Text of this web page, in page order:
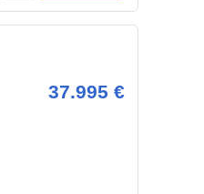
37.995 €